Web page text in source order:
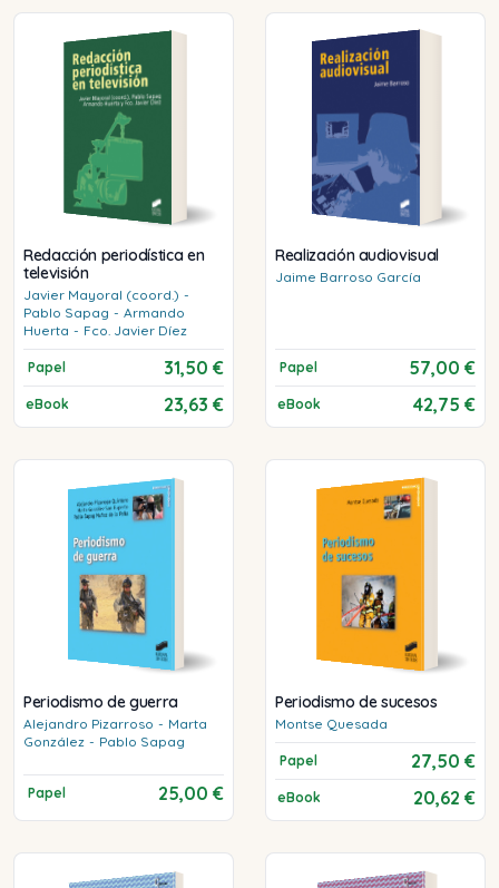
Redacción periodística en
televisión
Javier Mayoral (coord.) -
Pablo Sapag - Armando
Huerta - Fco. Javier Díez
Papel 31,50 €
eBook 23,63 €
Realización audiovisual
Jaime Barroso García
Papel 57,00 €
eBook 42,75 €
Periodismo de guerra
Alejandro Pizarroso - Marta
González - Pablo Sapag
Papel 25,00 €
Periodismo de sucesos
Montse Quesada
Papel 27,50 €
eBook 20,62 €